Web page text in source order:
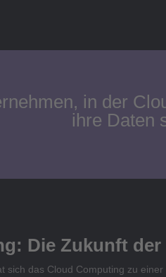
in der
ihre Daten
Die Zukunft der
sich das Cloud Computing zu